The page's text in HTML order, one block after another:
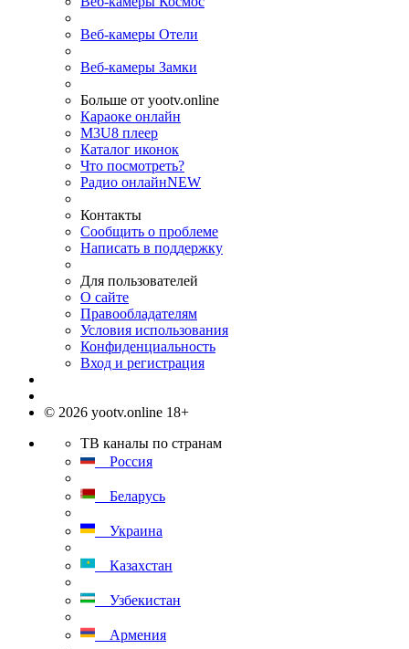
Веб-камеры Отели
Веб-камеры Замки
Больше от yootv.online
Караоке онлайн
M3U8 плеер
Каталог иконок
Что посмотреть?
Радио онлайнNEW
Контакты
Сообщить о проблеме
Написать в поддержку
Для пользователей
О сайте
Правообладателям
Условия использования
Конфиденциальность
Вход и регистрация
© 2026 yootv.online 18+
ТВ каналы по странам
Россия
Беларусь
Украина
Казахстан
Узбекистан
Армения